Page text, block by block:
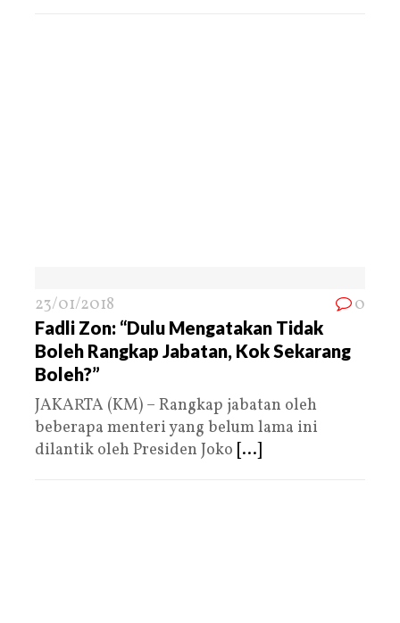
23/01/2018 0
Fadli Zon: “Dulu Mengatakan Tidak
Boleh Rangkap Jabatan, Kok Sekarang
Boleh?”
JAKARTA (KM) – Rangkap jabatan oleh
beberapa menteri yang belum lama ini
dilantik oleh Presiden Joko [...]